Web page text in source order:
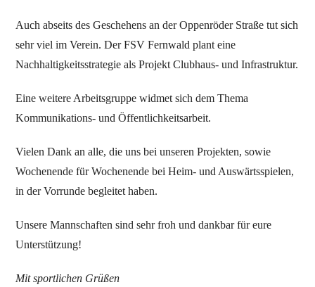
Auch abseits des Geschehens an der Oppenröder Straße tut sich
sehr viel im Verein. Der FSV Fernwald plant eine
Nachhaltigkeitsstrategie als Projekt Clubhaus- und Infrastruktur.
Eine weitere Arbeitsgruppe widmet sich dem Thema
Kommunikations- und Öffentlichkeitsarbeit.
Vielen Dank an alle, die uns bei unseren Projekten, sowie
Wochenende für Wochenende bei Heim- und Auswärtsspielen,
in der Vorrunde begleitet haben.
Unsere Mannschaften sind sehr froh und dankbar für eure
Unterstützung!
Mit sportlichen Grüßen